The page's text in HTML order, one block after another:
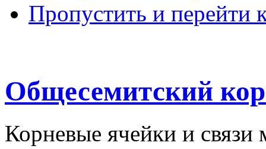
Пропустить и перейти
Общесемитский
Корневые ячейки и